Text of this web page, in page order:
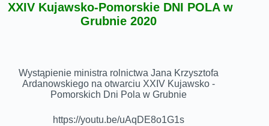
XXIV Kujawsko-Pomorskie DNI POLA w
Grubnie 2020
Wystąpienie ministra rolnictwa Jana Krzysztofa
Ardanowskiego na otwarciu XXIV Kujawsko -
Pomorskich Dni Pola w Grubnie
https://youtu.be/uAqDE8o1G1s